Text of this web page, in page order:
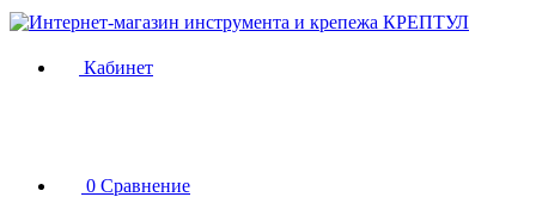
Кабинет
0 Сравнение